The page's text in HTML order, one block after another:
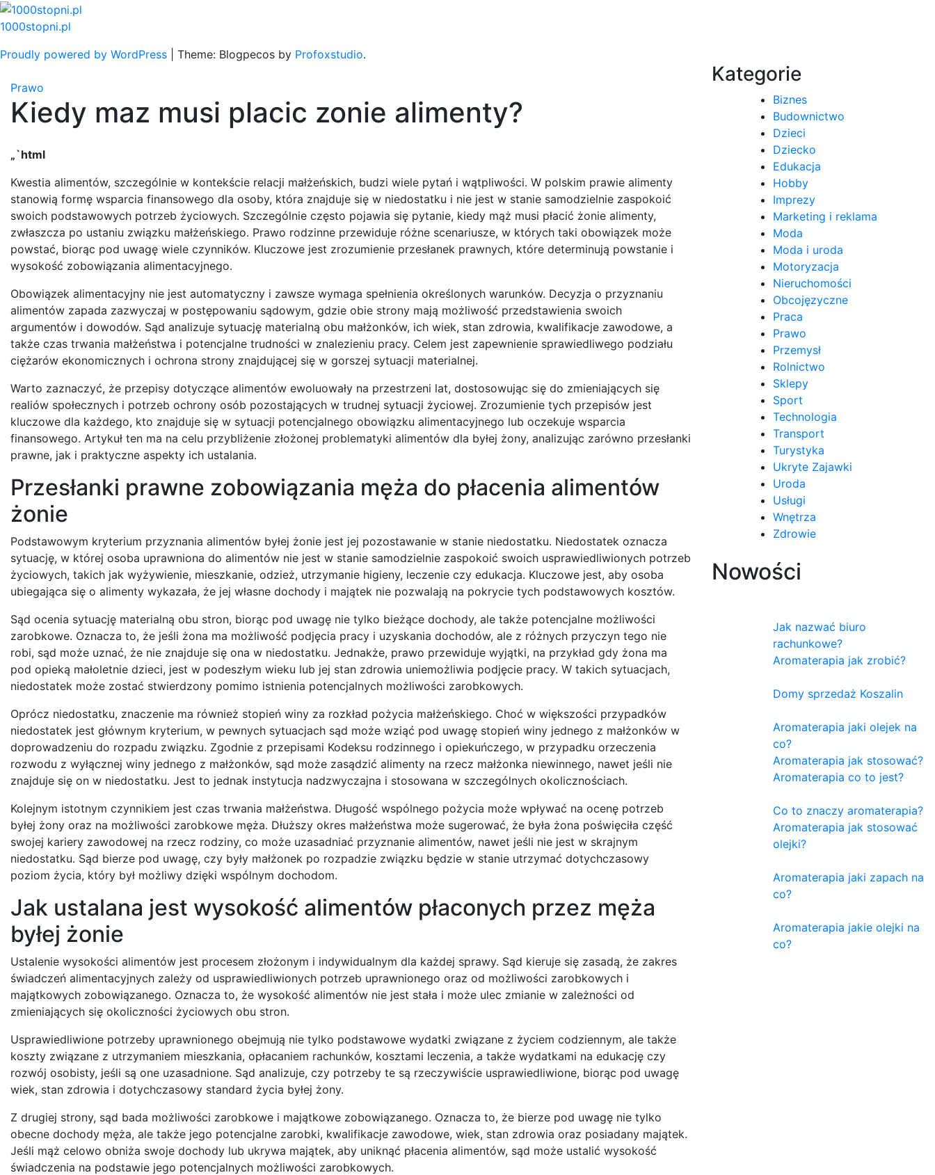
Skip
to
1000stopni.pl
Proudly powered by WordPress
Theme: Blogpecos by Profoxstudio.
Prawo
Kiedy maz musi placic zonie alimenty?
„`html
Kwestia alimentów, szczególnie w kontekście relacji małżeńskich, budzi wiele pytań i wątpliwości. W polskim prawie alimenty
stanowią formę wsparcia finansowego dla osoby, która znajduje się w niedostatku i nie jest w stanie samodzielnie zaspokoić
swoich podstawowych potrzeb życiowych. Szczególnie często pojawia się pytanie, kiedy mąż musi płacić żonie alimenty,
zwłaszcza po ustaniu związku małżeńskiego. Prawo rodzinne przewiduje różne scenariusze, w których taki obowiązek może
powstać, biorąc pod uwagę wiele czynników. Kluczowe jest zrozumienie przesłanek prawnych, które determinują powstanie i
wysokość zobowiązania alimentacyjnego.
Obowiązek alimentacyjny nie jest automatyczny i zawsze wymaga spełnienia określonych warunków. Decyzja o przyznaniu
alimentów zapada zazwyczaj w postępowaniu sądowym, gdzie obie strony mają możliwość przedstawienia swoich
argumentów i dowodów. Sąd analizuje sytuację materialną obu małżonków, ich wiek, stan zdrowia, kwalifikacje zawodowe, a
także czas trwania małżeństwa i potencjalne trudności w znalezieniu pracy. Celem jest zapewnienie sprawiedliwego podziału
ciężarów ekonomicznych i ochrona strony znajdującej się w gorszej sytuacji materialnej.
Warto zaznaczyć, że przepisy dotyczące alimentów ewoluowały na przestrzeni lat, dostosowując się do zmieniających się
realiów społecznych i potrzeb ochrony osób pozostających w trudnej sytuacji życiowej. Zrozumienie tych przepisów jest
kluczowe dla każdego, kto znajduje się w sytuacji potencjalnego obowiązku alimentacyjnego lub oczekuje wsparcia
finansowego. Artykuł ten ma na celu przybliżenie złożonej problematyki alimentów dla byłej żony, analizując zarówno przesłanki
prawne, jak i praktyczne aspekty ich ustalania.
Przesłanki prawne zobowiązania męża do płacenia alimentów
żonie
Podstawowym kryterium przyznania alimentów byłej żonie jest jej pozostawanie w stanie niedostatku. Niedostatek oznacza
sytuację, w której osoba uprawniona do alimentów nie jest w stanie samodzielnie zaspokoić swoich usprawiedliwionych potrzeb
życiowych, takich jak wyżywienie, mieszkanie, odzież, utrzymanie higieny, leczenie czy edukacja. Kluczowe jest, aby osoba
ubiegająca się o alimenty wykazała, że jej własne dochody i majątek nie pozwalają na pokrycie tych podstawowych kosztów.
Sąd ocenia sytuację materialną obu stron, biorąc pod uwagę nie tylko bieżące dochody, ale także potencjalne możliwości
zarobkowe. Oznacza to, że jeśli żona ma możliwość podjęcia pracy i uzyskania dochodów, ale z różnych przyczyn tego nie
robi, sąd może uznać, że nie znajduje się ona w niedostatku. Jednakże, prawo przewiduje wyjątki, na przykład gdy żona ma
pod opieką małoletnie dzieci, jest w podeszłym wieku lub jej stan zdrowia uniemożliwia podjęcie pracy. W takich sytuacjach,
niedostatek może zostać stwierdzony pomimo istnienia potencjalnych możliwości zarobkowych.
Oprócz niedostatku, znaczenie ma również stopień winy za rozkład pożycia małżeńskiego. Choć w większości przypadków
niedostatek jest głównym kryterium, w pewnych sytuacjach sąd może wziąć pod uwagę stopień winy jednego z małżonków w
doprowadzeniu do rozpadu związku. Zgodnie z przepisami Kodeksu rodzinnego i opiekuńczego, w przypadku orzeczenia
rozwodu z wyłącznej winy jednego z małżonków, sąd może zasądzić alimenty na rzecz małżonka niewinnego, nawet jeśli nie
znajduje się on w niedostatku. Jest to jednak instytucja nadzwyczajna i stosowana w szczególnych okolicznościach.
Kolejnym istotnym czynnikiem jest czas trwania małżeństwa. Długość wspólnego pożycia może wpływać na ocenę potrzeb
byłej żony oraz na możliwości zarobkowe męża. Dłuższy okres małżeństwa może sugerować, że była żona poświęciła część
swojej kariery zawodowej na rzecz rodziny, co może uzasadniać przyznanie alimentów, nawet jeśli nie jest w skrajnym
niedostatku. Sąd bierze pod uwagę, czy były małżonek po rozpadzie związku będzie w stanie utrzymać dotychczasowy
poziom życia, który był możliwy dzięki wspólnym dochodom.
Jak ustalana jest wysokość alimentów płaconych przez męża
byłej żonie
Ustalenie wysokości alimentów jest procesem złożonym i indywidualnym dla każdej sprawy. Sąd kieruje się zasadą, że zakres
świadczeń alimentacyjnych zależy od usprawiedliwionych potrzeb uprawnionego oraz od możliwości zarobkowych i
majątkowych zobowiązanego. Oznacza to, że wysokość alimentów nie jest stała i może ulec zmianie w zależności od
zmieniających się okoliczności życiowych obu stron.
Usprawiedliwione potrzeby uprawnionego obejmują nie tylko podstawowe wydatki związane z życiem codziennym, ale także
koszty związane z utrzymaniem mieszkania, opłacaniem rachunków, kosztami leczenia, a także wydatkami na edukację czy
rozwój osobisty, jeśli są one uzasadnione. Sąd analizuje, czy potrzeby te są rzeczywiście usprawiedliwione, biorąc pod uwagę
wiek, stan zdrowia i dotychczasowy standard życia byłej żony.
Z drugiej strony, sąd bada możliwości zarobkowe i majątkowe zobowiązanego. Oznacza to, że bierze pod uwagę nie tylko
obecne dochody męża, ale także jego potencjalne zarobki, kwalifikacje zawodowe, wiek, stan zdrowia oraz posiadany majątek.
Jeśli mąż celowo obniża swoje dochody lub ukrywa majątek, aby uniknąć płacenia alimentów, sąd może ustalić wysokość
świadczenia na podstawie jego potencjalnych możliwości zarobkowych.
Kategorie
Biznes
Budownictwo
Dzieci
Dziecko
Edukacja
Hobby
Imprezy
Marketing i reklama
Moda
Moda i uroda
Motoryzacja
Nieruchomości
Obcojęzyczne
Praca
Prawo
Przemysł
Rolnictwo
Sklepy
Sport
Technologia
Transport
Turystyka
Ukryte Zajawki
Uroda
Usługi
Wnętrza
Zdrowie
Nowości
Jak nazwać biuro
rachunkowe?
Aromaterapia jak zrobić?
Domy sprzedaż Koszalin
Aromaterapia jaki olejek na
co?
Aromaterapia jak stosować?
Aromaterapia co to jest?
Co to znaczy aromaterapia?
Aromaterapia jak stosować
olejki?
Aromaterapia jaki zapach na
co?
Aromaterapia jakie olejki na
co?